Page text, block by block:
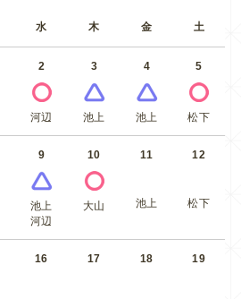
水 木 金 土
2
河辺
3
池上
4
池上
5
松下
9
池上
河辺
10
大山
11
池上
12
松下
16 17 18 19